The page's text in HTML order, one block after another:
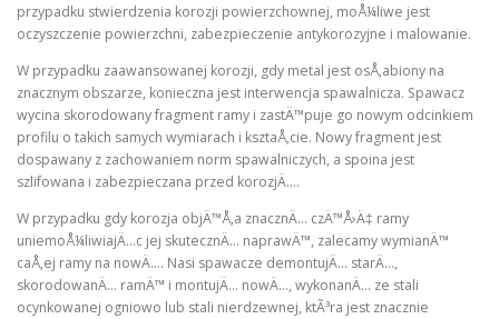
przypadku stwierdzenia korozji powierzchownej, moÅ¼liwe jest
oczyszczenie powierzchni, zabezpieczenie antykorozyjne i malowanie.
W przypadku zaawansowanej korozji, gdy metal jest osÅ‚abiony na
znacznym obszarze, konieczna jest interwencja spawalnicza. Spawacz
wycina skorodowany fragment ramy i zastÄ™puje go nowym odcinkiem
profilu o takich samych wymiarach i ksztaÅ‚cie. Nowy fragment jest
dospawany z zachowaniem norm spawalniczych, a spoina jest
szlifowana i zabezpieczana przed korozjÄ….
W przypadku gdy korozja objÄ™Å‚a znacznÄ… czÄ™Å›Ä‡ ramy
uniemoÅ¼liwiajÄ…c jej skutecznÄ… naprawÄ™, zalecamy wymianÄ™
caÅ‚ej ramy na nowÄ…. Nasi spawacze demontujÄ… starÄ…,
skorodowanÄ… ramÄ™ i montujÄ… nowÄ…, wykonanÄ… ze stali
ocynkowanej ogniowo lub stali nierdzewnej, ktÃ³ra jest znacznie